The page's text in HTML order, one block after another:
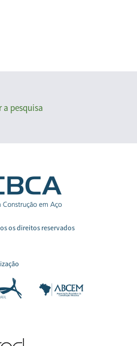
a pesquisa
os direitos reservados